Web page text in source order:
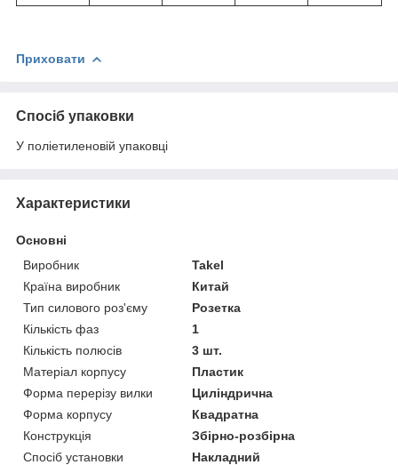
Приховати
Спосіб упаковки
У поліетиленовій упаковці
Характеристики
Основні
Виробник
Takel
Країна виробник
Китай
Тип силового роз'єму
Розетка
Кількість фаз
1
Кількість полюсів
3 шт.
Матеріал корпусу
Пластик
Форма перерізу вилки
Циліндрична
Форма корпусу
Квадратна
Конструкція
Збірно-розбірна
Спосіб установки
Накладний